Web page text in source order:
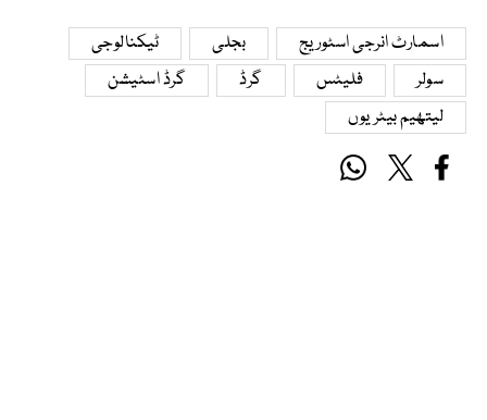
اسمارٹ انرجی اسٹوریج بجلی
ٹیکنالوجی
سولر
فلیٹس گرڈ
گرڈ اسٹیشن
لیتھیم بیٹریوں